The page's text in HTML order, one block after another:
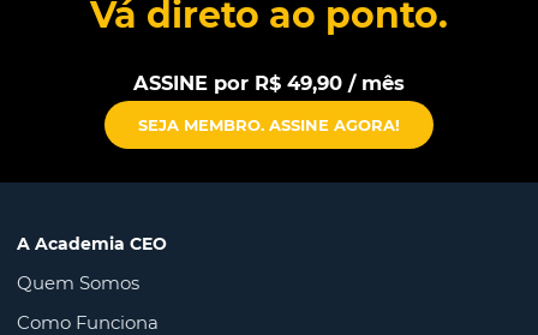
Vá direto ao ponto.
ASSINE por R$ 49,90 / mês
SEJA MEMBRO. ASSINE AGORA!
A Academia CEO
Quem Somos
Como Funciona